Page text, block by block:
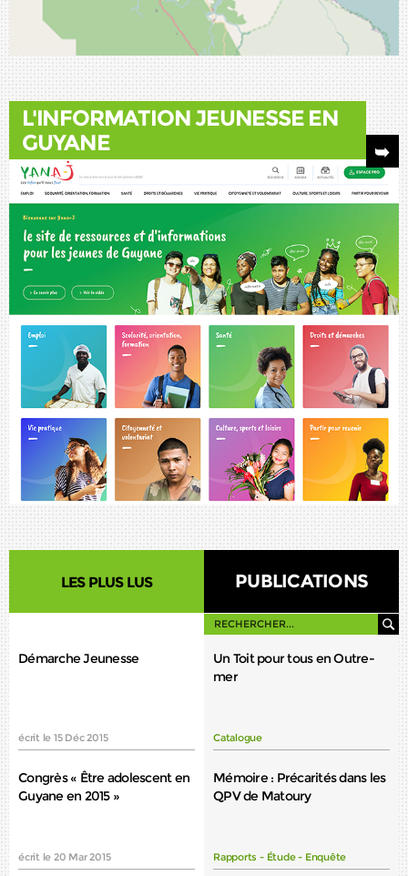
L'INFORMATION JEUNESSE EN
GUYANE
LES PLUS LUS PUBLICATIONS
Démarche Jeunesse
écrit le 15 Déc 2015
Congrès « Être adolescent en
Guyane en 2015 »
écrit le 20 Mar 2015
Un Toit pour tous en Outre-
mer
Catalogue
Mémoire : Précarités dans les
QPV de Matoury
Rapports - Étude - Enquête